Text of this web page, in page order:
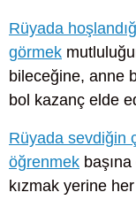
Rüyada
görmek
bileceğine, anne
bol kazanç elde
Rüyada sevdiğin
öğrenmek
kızmak yerine